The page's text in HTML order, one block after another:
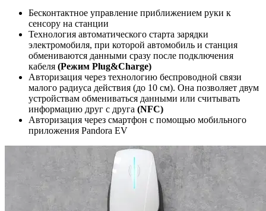
Бесконтактное управление приближением руки к
сенсору на станции
Технология автоматического старта зарядки
электромобиля, при которой автомобиль и станция
обмениваются данными сразу после подключения
кабеля (Режим Plug&Charge)
Авторизация через технологию беспроводной связи
малого радиуса действия (до 10 см). Она позволяет двум
устройствам обмениваться данными или считывать
информацию друг с друга (NFC)
Авторизация через смартфон с помощью мобильного
приложения Pandora EV